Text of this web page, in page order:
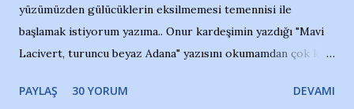
yüzümüzden gülücüklerin eksilmemesi temennisi ile
başlamak istiyorum yazıma.. Onur kardeşimin yazdığı "Mavi
Lacivert, turuncu beyaz Adana" yazısını okumamdan çok kısa
irkildim.. "Bursasporlu taraftarlar, İstanbul takımlarının
PAYLAŞ 30 YORUM DEVAMI